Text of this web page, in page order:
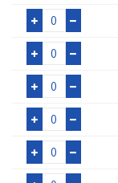
-
+
-
+
-
+
-
+
-
+
-
+